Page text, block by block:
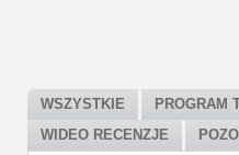
WSZYSTKIE PROGRAM
WIDEO RECENZJE